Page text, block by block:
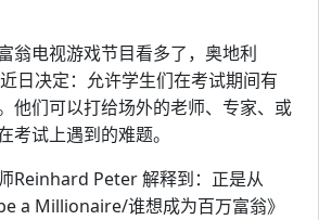
翁电视游戏节目看多了，奥地利
日决定：允许学生们在考试期间有
他们可以打给场外的老师、专家、或
考试上遇到的难题。
Reinhard Peter 解释到：正是从
a Millionaire/谁想成为百万富翁》